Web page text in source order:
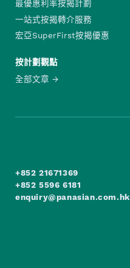
最優惠利率按揭計劃
一站式按揭轉介服務
宏亞SuperFirst按揭優惠
按計劃觀點
全部文章
+852 21671369
+852 5596 6181
enquiry@panasian.com.hk